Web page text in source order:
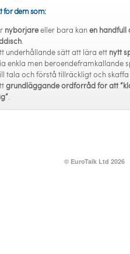
för dem som:
nybörjareeller bara kanen handfull
.
underhållande sätt att lära ett nytt
enkla men beroendeframkallande
tala och förstå tillräckligt och
grundläggande ordförråd för att
.
© EuroTalk Ltd 2026